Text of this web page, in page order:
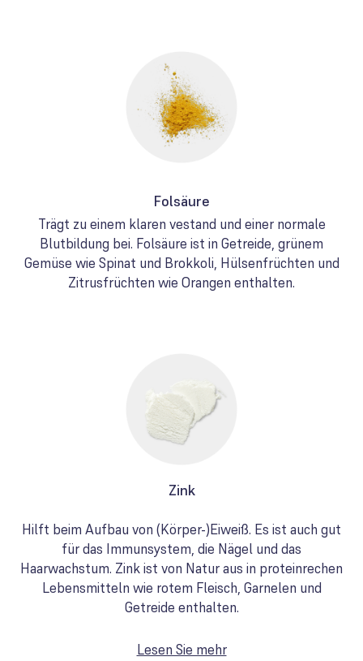
Folsäure
Trägt zu einem klaren vestand und einer normale
Blutbildung bei. Folsäure ist in Getreide, grünem
Gemüse wie Spinat und Brokkoli, Hülsenfrüchten und
Zitrusfrüchten wie Orangen enthalten.
Zink
Hilft beim Aufbau von (Körper-)Eiweiß. Es ist auch gut
für das Immunsystem, die Nägel und das
Haarwachstum. Zink ist von Natur aus in proteinrechen
Lebensmitteln wie rotem Fleisch, Garnelen und
Getreide enthalten.
Lesen Sie mehr